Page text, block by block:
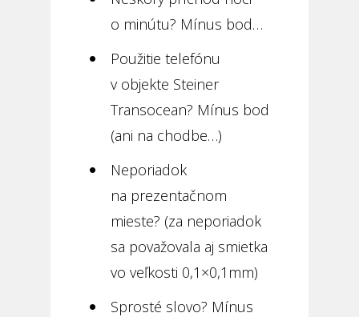
o minútu? Mínus bod…
Použitie telefónu
v objekte Steiner
Transocean? Mínus bod
(ani na chodbe…)
Neporiadok
na prezentačnom
mieste? (za neporiadok
sa považovala aj smietka
vo veľkosti 0,1×0,1mm)
Sprosté slovo? Mínus